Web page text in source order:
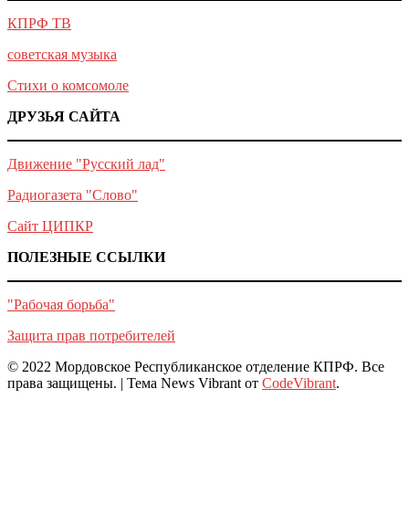
КПРФ ТВ
советская музыка
Стихи о комсомоле
ДРУЗЬЯ САЙТА
Движение "Русский лад"
Радиогазета "Слово"
Сайт ЦИПКР
ПОЛЕЗНЫЕ ССЫЛКИ
"Рабочая борьба"
Защита прав потребителей
© 2022 Мордовское Республиканское отделение КПРФ. Все
права защищены. | Тема News Vibrant от CodeVibrant.